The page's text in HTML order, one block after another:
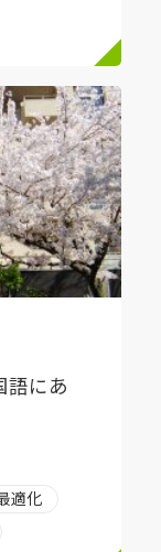
語にあ
適化